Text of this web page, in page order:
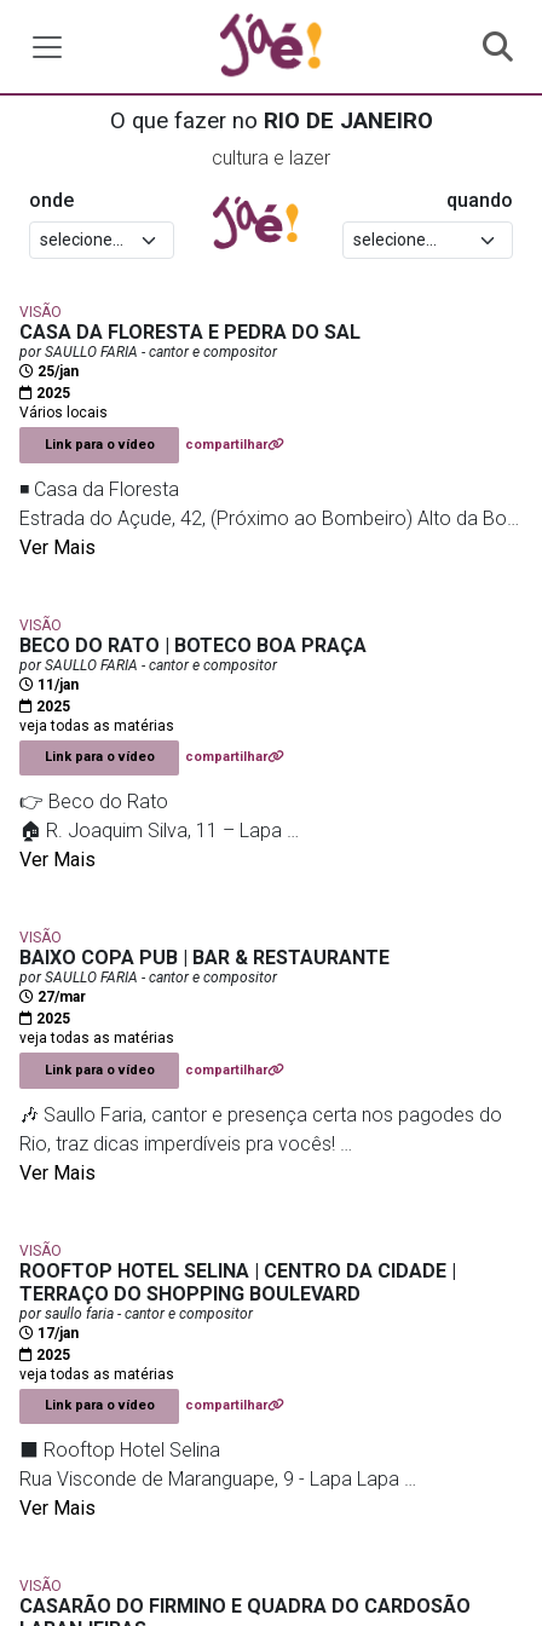
O que fazer no RIO DE JANEIRO
cultura e lazer
onde
quando
VISÃO
CASA DA FLORESTA E PEDRA DO SAL
por SAULLO FARIA - cantor e compositor
25/jan
2025
Vários locais
Link para o vídeo compartilhar
◾ Casa da Floresta
Estrada do Açude, 42, (Próximo ao Bombeiro) Alto da Boa
Vista
◾ PEDRA DO SAL
Rua Tia Ciata - Saúde/Centro
segundas às 18h
sextas e sábados às 19h
Outros horários e dias podem ocorrer eventualmente.
Conferir no @pedradosaloficial
Vários locais
Ver Mais
VISÃO
BECO DO RATO | BOTECO BOA PRAÇA
por SAULLO FARIA - cantor e compositor
11/jan
2025
veja todas as matérias
Link para o vídeo compartilhar
👉 Beco do Rato
🏠 R. Joaquim Silva, 11 – Lapa
sex/sáb, 19h | dom, 16h
🏠 Av. Olegário Maciel, 214 - Barra da Tijuca
a partir das 15h
veja todas as matérias
Ver Mais
VISÃO
BAIXO COPA PUB | BAR & RESTAURANTE
por SAULLO FARIA - cantor e compositor
27/mar
2025
veja todas as matérias
Link para o vídeo compartilhar
🎶 Saullo Faria, cantor e presença certa nos pagodes do
Rio, traz dicas imperdíveis pra vocês!
Hoje, ele fala sobre seu grupo Pagode de Saullo Faria e
⬛ BAIXO COPA PUB | BAR & RESTAURANTE
🎤 E @saullofaria_ | @ofc.saullo comanda a noite a partir
das 20h com aquele pagodinho.
Promoções Happy Hour até às 21h
chop (9,90) - caipirinha (18,90) – gin tônica (dose dupla) e
🏠 Rua Aires de Saldanha 13, Copacabana
reservas e informações
@baixocopapub
Ver Mais
VISÃO
ROOFTOP HOTEL SELINA | CENTRO DA CIDADE |
TERRAÇO DO SHOPPING BOULEVARD
por saullo faria - cantor e compositor
17/jan
2025
veja todas as matérias
Link para o vídeo compartilhar
⬛ Rooftop Hotel Selina
Rua Visconde de Maranguape, 9 - Lapa Lapa
⏰ sex, 18h | 17/jan
⬛ A GRANDE RODA DE SAMBA
Ver Mais
VISÃO
CASARÃO DO FIRMINO E QUADRA DO CARDOSÃO